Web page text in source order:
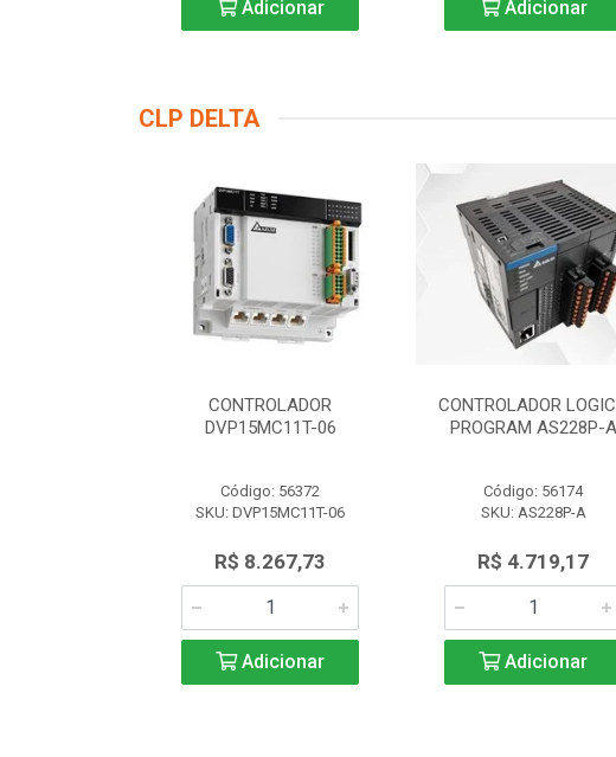
Adicionar Adicionar
CLP DELTA
CONTROLADOR
DVP15MC11T-06
Código: 56372
SKU: DVP15MC11T-06
R$ 8.267,73
Adicionar
CONTROLADOR
PROGRAM AS228P-A
Código: 56174
SKU: AS228P-A
R$ 4.719,17
Adicionar